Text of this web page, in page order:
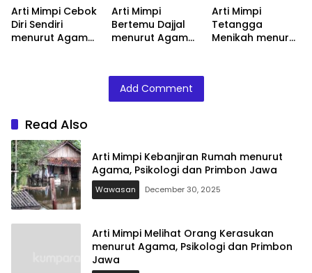
Arti Mimpi Cebok
Diri Sendiri
menurut Agama,
Arti Mimpi
Bertemu Dajjal
menurut Agama,
Arti Mimpi
Tetangga
Menikah menurut
Add Comment
Read Also
Arti Mimpi Kebanjiran Rumah menurut
Agama, Psikologi dan Primbon Jawa
Wawasan December 30, 2025
Arti Mimpi Melihat Orang Kerasukan
menurut Agama, Psikologi dan Primbon
Jawa